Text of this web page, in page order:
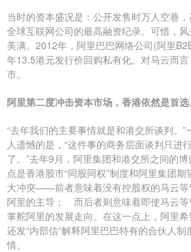
当时的资本盛况是：公开发售时万人空巷
全球互联网公司的最高融资纪录。可惜，
美满。2012年，阿里巴巴网络公司(阿里
年13.5港元发行价回购私有化。对马云而
市。
阿里第二度冲击资本市场，香港依然是首选
“去年我们的主要事情就是和港交所谈判。
人遗憾的是，“这件事的商务层面谈判只进
了。”去年9月，阿里集团和港交所之间的
点是香港股市“同股同权”制度和阿里集团期
大冲突——前者意味着没有控股权的马云等
阿里的主导； 而后者则意味着即使马云
掌舵阿里的发展走向。在这一点上，阿里希
还发“内部信”解释阿里巴巴特有的合伙人
情。